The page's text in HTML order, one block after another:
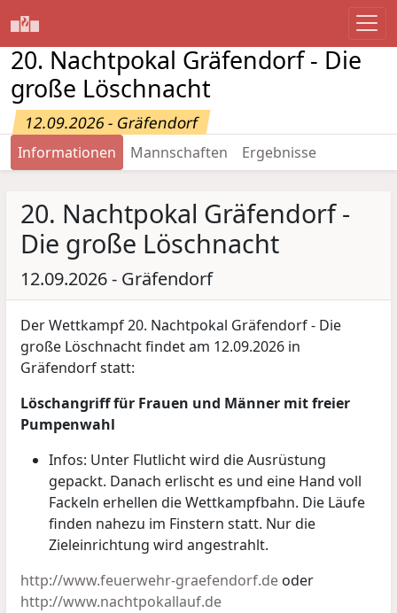
20. Nachtpokal Gräfendorf - Die
große Löschnacht
12.09.2026 - Gräfendorf
Informationen Mannschaften Ergebnisse
20. Nachtpokal Gräfendorf -
Die große Löschnacht
12.09.2026 - Gräfendorf
Der Wettkampf 20. Nachtpokal Gräfendorf - Die
große Löschnacht findet am 12.09.2026 in
Gräfendorf statt:
Löschangriff für Frauen und Männer mit freier
Pumpenwahl
Infos: Unter Flutlicht wird die Ausrüstung
gepackt. Danach erlischt es und eine Hand voll
Fackeln erhellen die Wettkampfbahn. Die Läufe
finden nahezu im Finstern statt. Nur die
Zieleinrichtung wird angestrahlt.
http://www.feuerwehr-graefendorf.de oder
http://www.nachtpokallauf.de